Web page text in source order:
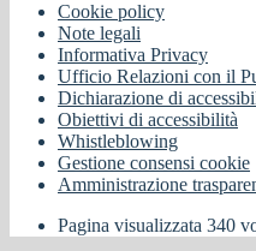
Cookie policy
Note legali
Informativa Privacy
Ufficio Relazioni con il
Dichiarazione di
Obiettivi di accessibilità
Whistleblowing
Gestione consensi cookie
Amministrazione
Pagina visualizzata 340